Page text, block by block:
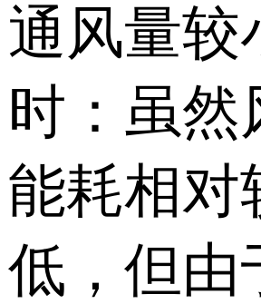
通风量较
时：虽然
能耗相对
低，但由